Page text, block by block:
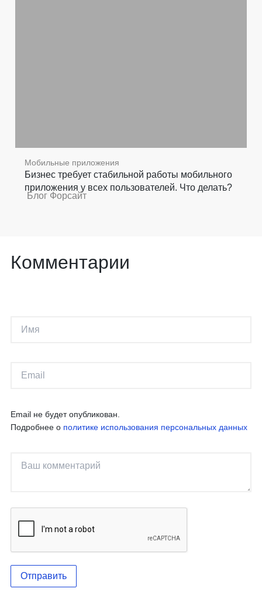
Мобильные приложения
Бизнес требует стабильной работы мобильного
приложения у всех пользователей. Что делать?
Блог Форсайт
Комментарии
Email не будет опубликован.
Подробнее о политике использования персональных данных
Отправить